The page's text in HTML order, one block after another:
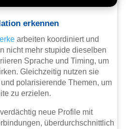
erkennen
arbeiten koordiniert und
nicht mehr stupide dieselben
Sprache und Timing, um
Gleichzeitig nutzen sie
polarisierende Themen, um
zu erzielen.
neue Profile mit
überdurchschnittlich